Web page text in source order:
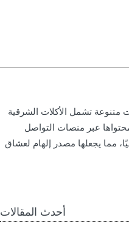
تشمل الأكلات الشرقية
عبر منصات التواصل
مما يجعلها مصدر إلهام لعشاق
أحدث المقالات